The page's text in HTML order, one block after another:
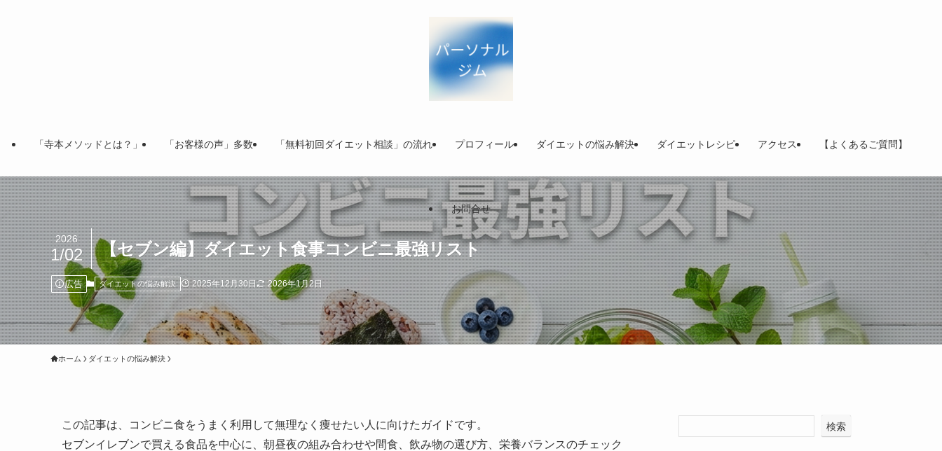
「寺本メソッドとは？」 「お客様の声」多数 「無料初回ダイエット相談」の流れ プロフィール ダイエットの悩み解決 ダイエットレシピ アクセス 【よくあるご質問】
お問合せ
【セブン編】ダイエット食事コンビニ最強リスト
2026
1/02
広告 ダイエットの悩み解決 2025年12月30日 2026年1月2日
ホーム ダイエットの悩み解決
この記事は、コンビニ食をうまく利用して無理なく痩せたい人に向けたガイドです。
セブンイレブンで買える食品を中心に、朝昼夜の組み合わせや間食、飲み物の選び方、栄養バランスのチェック
検索